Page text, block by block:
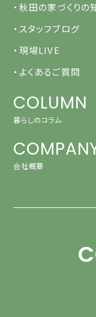
・秋田の家づくりの
・スタッフブログ
・現場LIVE
・よくあるご質問
COLUMN
暮らしのコラム
会社概要